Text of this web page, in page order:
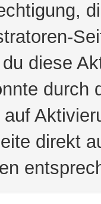
diese
durch
direkt